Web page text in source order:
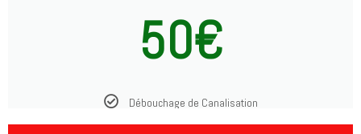
50€
Débouchage de Canalisation